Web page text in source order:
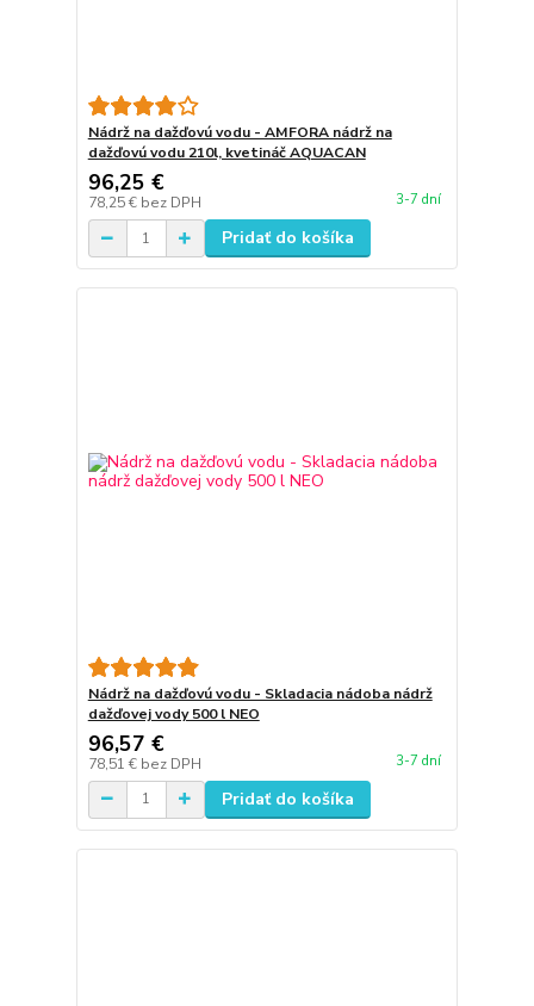
Nádrž na dažďovú vodu - AMFORA nádrž na
dažďovú vodu 210l, kvetináč AQUACAN
96,25 €
78,25 € bez DPH 3-7 dní
Pridať do košíka
Nádrž na dažďovú vodu - Skladacia nádoba nádrž
dažďovej vody 500 l NEO
96,57 €
78,51 € bez DPH 3-7 dní
Pridať do košíka